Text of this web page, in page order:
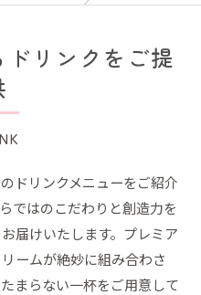
ドリンクをご提
ドリンクメニューをご紹介
ではのこだわりと創造力を
届けいたします。プレミア
ームが絶妙に組み合わさ
まらない一杯をご用意して